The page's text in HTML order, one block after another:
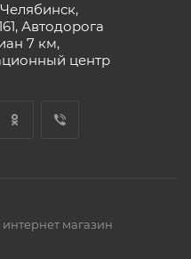
Автодорога
7 км,
центр
магазин